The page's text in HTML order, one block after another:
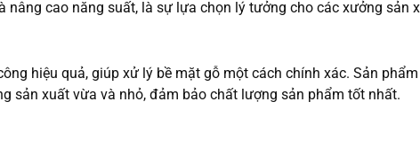
nâng cao năng suất, là sự lựa chọn lý tưởng cho các xưởng sản
hiệu quả, giúp xử lý bề mặt gỗ một cách chính xác. Sản
sản xuất vừa và nhỏ, đảm bảo chất lượng sản phẩm tốt nhất.